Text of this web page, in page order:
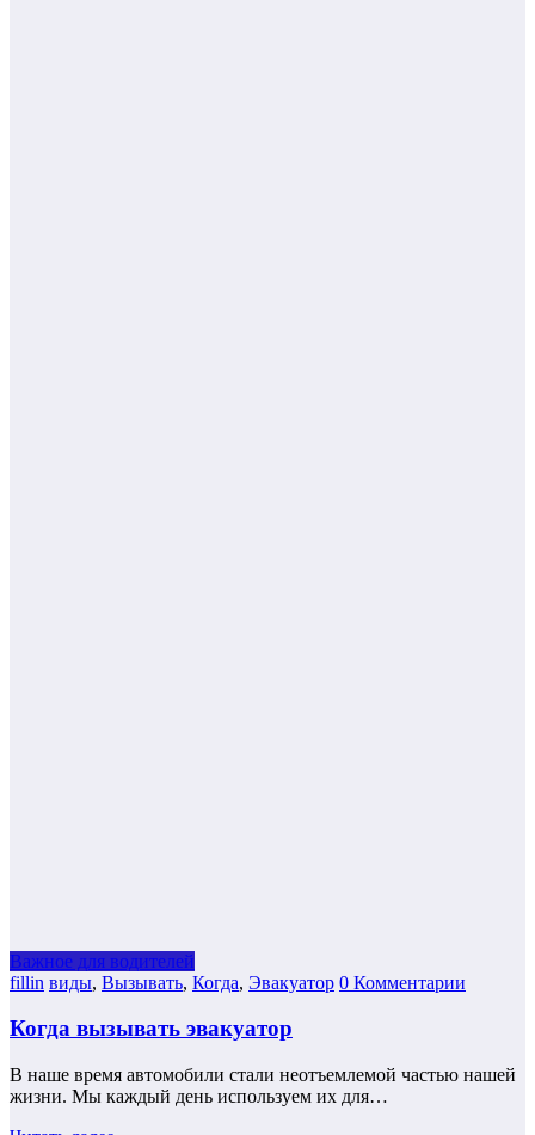
Важное для водителей
fillin виды, Вызывать, Когда, Эвакуатор 0 Комментарии
Когда вызывать эвакуатор
В наше время автомобили стали неотъемлемой частью нашей
жизни. Мы каждый день используем их для…